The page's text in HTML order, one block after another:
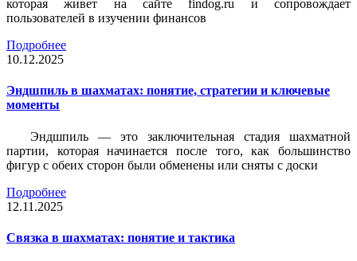
которая живет на сайте findog.ru и сопровождает
пользователей в изучении финансов
Подробнее
10.12.2025
Эндшпиль в шахматах: понятие, стратегии и ключевые
моменты
Эндшпиль — это заключительная стадия шахматной
партии, которая начинается после того, как большинство
фигур с обеих сторон были обменены или сняты с доски
Подробнее
12.11.2025
Связка в шахматах: понятие и тактика